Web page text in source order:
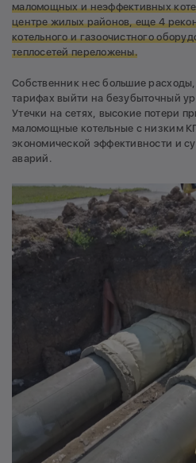
маломощных и неэффективных
центре жилых районов, еще 4
котельного и газоочистного
теплосетей переложены.
Собственник нес большие
тарифах выйти на безубыточный
Утечки на сетях, высокие потери
маломощные котельные с низким
экономической эффективности и
аварий.